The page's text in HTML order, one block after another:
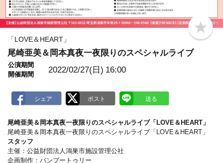
b
o
「LOVE＆HEART」
尾崎亜美＆岡本真夜一夜限りのスペシャルライブ
公演期間
開催期間
2022/02/27(日) 16:00
尾崎亜美＆岡本真夜一夜限りのスペシャルライブ「LOVE＆HEART」
尾崎亜美＆岡本真夜一夜限りのスペシャルライブ「LOVE＆HEART」
スタッフ
主催：公益財団法人鴻巣市施設管理公社
企画制作：バンブートゥリー